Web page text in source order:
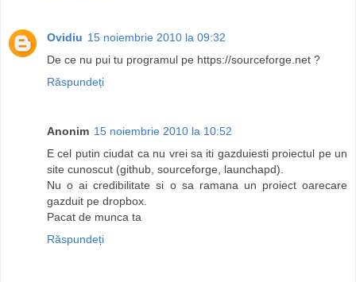
Ovidiu 15 noiembrie 2010 la 09:32
De ce nu pui tu programul pe https://sourceforge.net ?
Răspundeți
Anonim 15 noiembrie 2010 la 10:52
E cel putin ciudat ca nu vrei sa iti gazduiesti proiectul pe un
site cunoscut (github, sourceforge, launchapd).
Nu o ai credibilitate si o sa ramana un proiect oarecare
gazduit pe dropbox.
Pacat de munca ta
Răspundeți